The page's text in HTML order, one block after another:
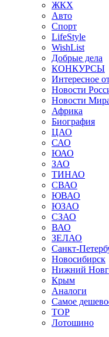
ЖКХ
Авто
Спорт
LifeStyle
WishList
Добрые дела
КОНКУРСЫ
Интересное
Новости
Новости
Африка
Биография
ЦАО
САО
ЮАО
ЗАО
ТИНАО
СВАО
ЮВАО
ЮЗАО
СЗАО
ВАО
ЗЕЛАО
Санкт-
Новосибирск
Нижний
Крым
Аналоги
Самое
TOP
Лотошино